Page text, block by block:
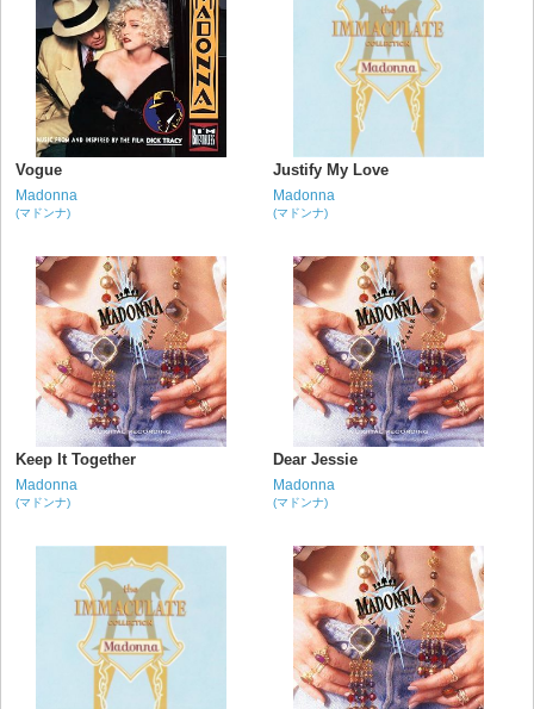
Vogue
Madonna
(マドンナ)
Justify My Love
Madonna
(マドンナ)
Keep It Together
Madonna
(マドンナ)
Dear Jessie
Madonna
(マドンナ)